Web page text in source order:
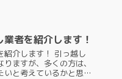
者を紹介します！
紹介します！ 引っ越し
ますが、多くの方は、
と考えているかと思い